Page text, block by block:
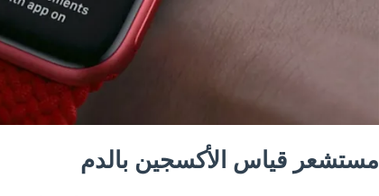
مستشعر قياس الأكسجين بالدم